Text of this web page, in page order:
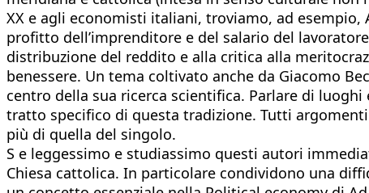
XX e agli economisti italiani, troviamo, ad
profitto dell’imprenditore e del salario del
distribuzione del reddito e alla critica alla
benessere. Un tema coltivato anche da Giacomo
centro della sua ricerca scientifica. Parlare di
tratto specifico di questa tradizione. Tutti
più di quella del singolo.
S e leggessimo e studiassimo questi autori
Chiesa cattolica. In particolare condividono una